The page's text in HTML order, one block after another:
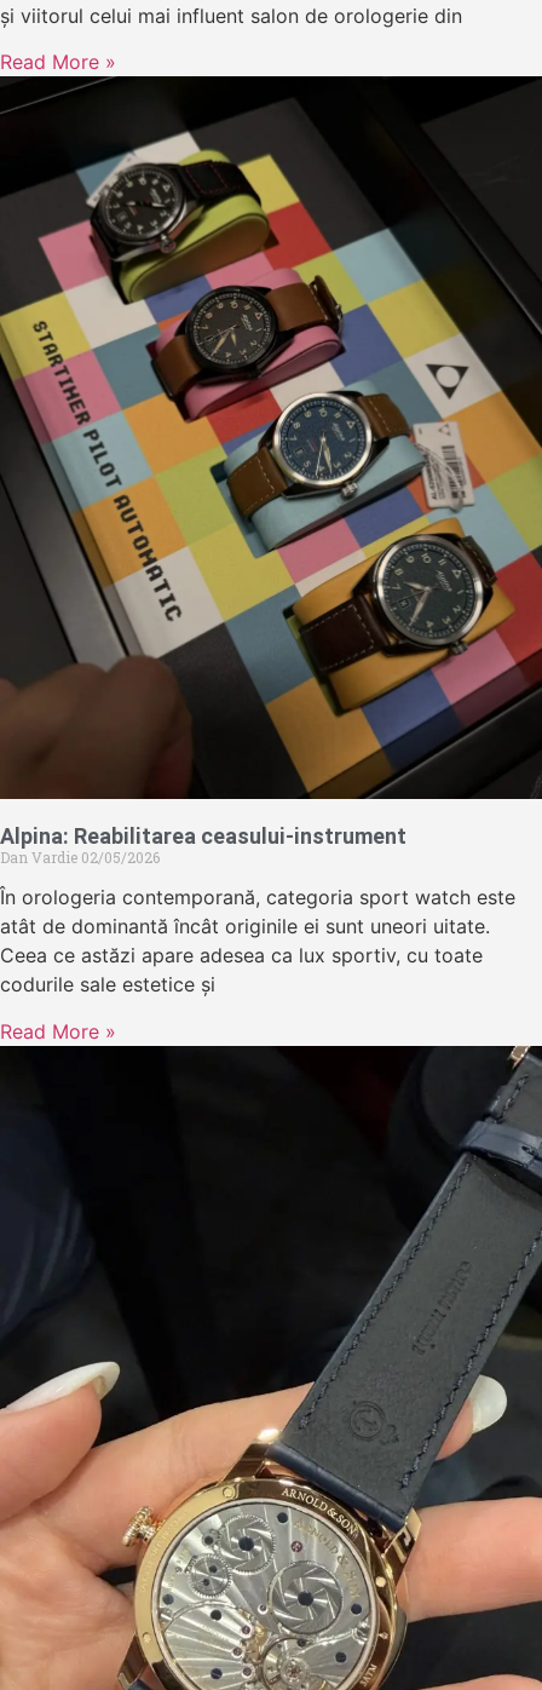
și viitorul celui mai influent salon de orologerie din
Read More »
Alpina: Reabilitarea ceasului-instrument
Dan Vardie 02/05/2026
În orologeria contemporană, categoria sport watch este
atât de dominantă încât originile ei sunt uneori uitate.
Ceea ce astăzi apare adesea ca lux sportiv, cu toate
codurile sale estetice și
Read More »